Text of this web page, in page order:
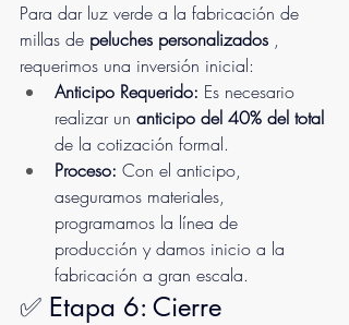
Para dar luz verde a la fabricación de
millas de peluches personalizados ,
requerimos una inversión inicial:
Anticipo Requerido: Es necesario
realizar un anticipo del 40% del total
de la cotización formal.
Proceso: Con el anticipo,
aseguramos materiales,
programamos la línea de
producción y damos inicio a la
fabricación a gran escala.
✅ Etapa 6: Cierre